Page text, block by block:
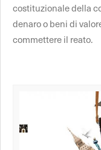
costituzionale della
denaro o beni di
commettere il reato.